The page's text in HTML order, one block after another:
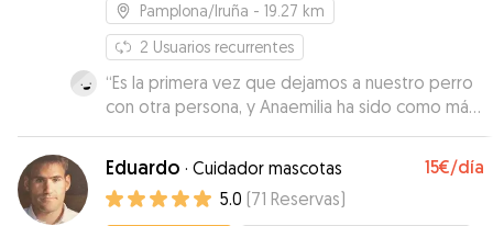
Pamplona/Iruña - 19.27 km
2 Usuarios recurrentes
“Es la primera vez que dejamos a nuestro perro
con otra persona, y Anaemilia ha sido como más
de la familia para él. Se quedó un fin de semana
con ella y nos mantuvo informados de todo,
cuando lo sacaba al paseo, o cuando jugaba con
el en casa... Si tuviésemos que repetir, sin
Eduardo · Cuidador mascotas 15€/día
5.0 (71 Reservas)